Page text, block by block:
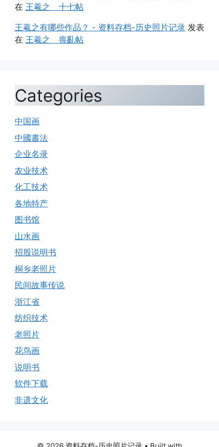
在 王羲之 十七帖
王羲之有哪些作品？ - 资料存档-历史照片记录 发表
在 王羲之 喪亂帖
Categories
中国画
中國書法
企业名录
农业技术
化工技术
各地特产
图书馆
山水画
招股说明书
桐乡老照片
民间故事传说
浙江省
纺织技术
老照片
花鸟画
说明书
软件下载
非遗文化